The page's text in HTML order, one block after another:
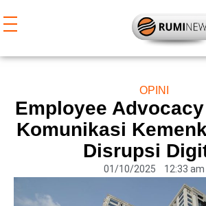
ke
OPINI
Employee
Komunikasi
Disrupsi
01/10/2025 12:33 am